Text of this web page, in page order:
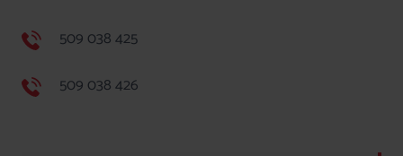
509 038 425
509 038 426